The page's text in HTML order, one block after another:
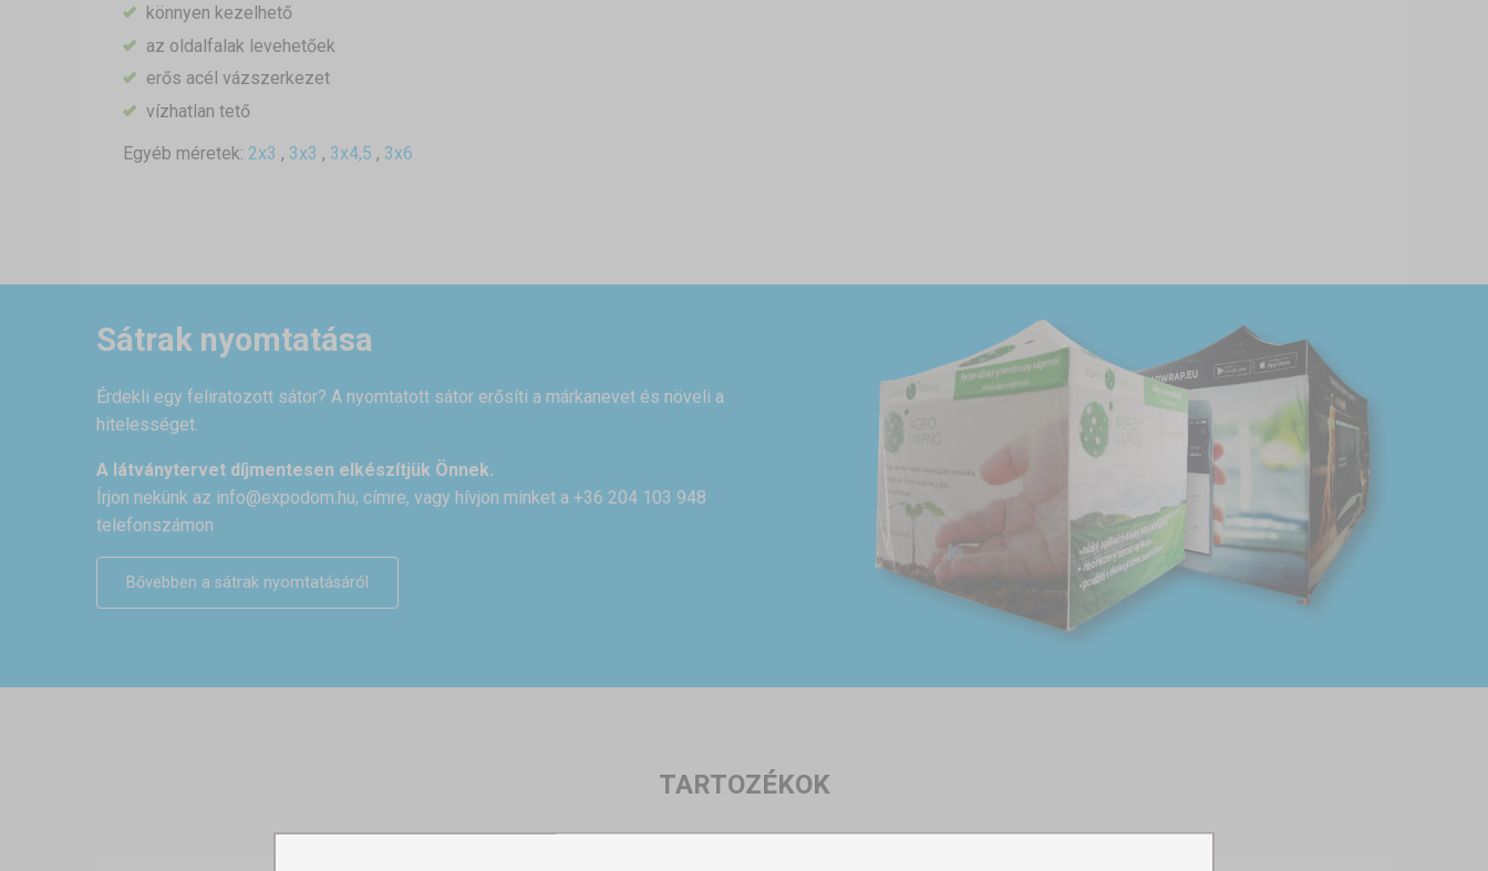
könnyen kezelhető
az oldalfalak levehetőek
erős acél vázszerkezet
vízhatlan tető
Egyéb méretek: 2x3 , 3x3 , 3x4,5 , 3x6
Sátrak nyomtatása
Érdekli egy feliratozott sátor? A nyomtatott sátor erősíti a márkanevet és növeli a
hitelességet.
A látványtervet díjmentesen elkészítjük Önnek.
Írjon nekünk az info@expodom.hu, címre, vagy hívjon minket a +36 204 103 948
telefonszámon
Bővebben a sátrak nyomtatásáról
TARTOZÉKOK